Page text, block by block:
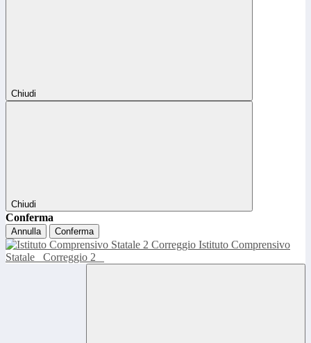
Chiudi
Chiudi
Conferma
Annulla Conferma
Istituto Comprensivo
Statale
Correggio 2